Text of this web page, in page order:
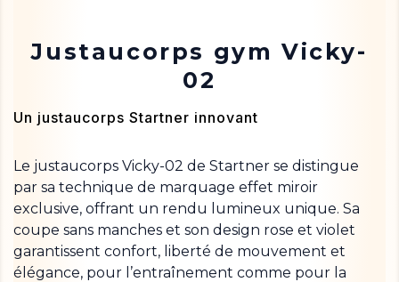
Justaucorps gym Vicky-
02
Un justaucorps Startner innovant
Le justaucorps Vicky-02 de Startner se distingue
par sa technique de marquage effet miroir
exclusive, offrant un rendu lumineux unique. Sa
coupe sans manches et son design rose et violet
garantissent confort, liberté de mouvement et
élégance, pour l’entraînement comme pour la